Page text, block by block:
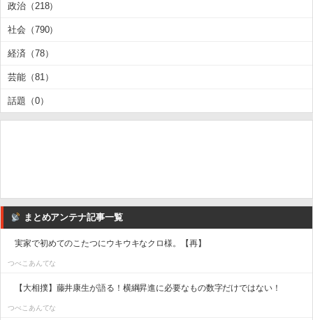
政治（218）
社会（790）
経済（78）
芸能（81）
話題（0）
まとめアンテナ記事一覧
実家で初めてのこたつにウキウキなクロ様。【再】
つべこあんてな
【大相撲】藤井康生が語る！横綱昇進に必要なもの数字だけではない！
つべこあんてな